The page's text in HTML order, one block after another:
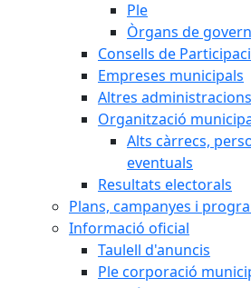
Ple
Òrgans de
Consells de
Empreses municipals
Altres administracions
Organització
Alts càrrecs,
eventuals
Resultats electorals
Plans, campanyes i
Informació oficial
Taulell d'anuncis
Ple corporació